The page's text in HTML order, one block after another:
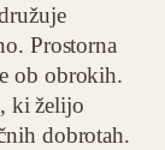
Prostorna
ob obrokih.
ki želijo
dobrotah.